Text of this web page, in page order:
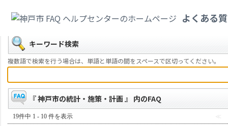
よくある
戻る
キーワード検索
複数語で検索を行う場合は、単語と単語の間をスペースで区切ってください。
『 神戸市の統計・施策・計画 』 内のFAQ
19件中 1 - 10 件を表示 ≪